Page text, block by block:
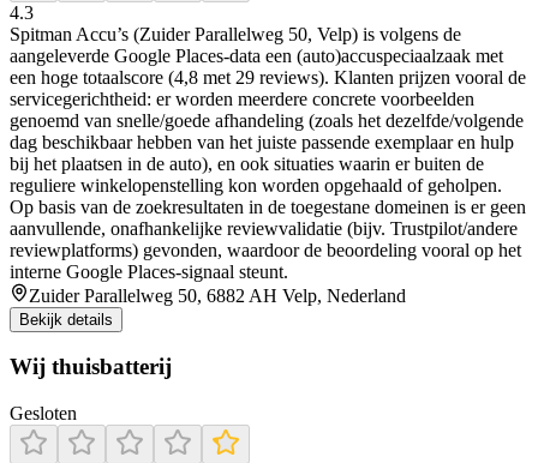
4.3
Spitman Accu’s (Zuider Parallelweg 50, Velp) is volgens de
aangeleverde Google Places-data een (auto)accuspeciaalzaak met
een hoge totaalscore (4,8 met 29 reviews). Klanten prijzen vooral de
servicegerichtheid: er worden meerdere concrete voorbeelden
genoemd van snelle/goede afhandeling (zoals het dezelfde/volgende
dag beschikbaar hebben van het juiste passende exemplaar en hulp
bij het plaatsen in de auto), en ook situaties waarin er buiten de
reguliere winkelopenstelling kon worden opgehaald of geholpen.
Op basis van de zoekresultaten in de toegestane domeinen is er geen
aanvullende, onafhankelijke reviewvalidatie (bijv. Trustpilot/andere
reviewplatforms) gevonden, waardoor de beoordeling vooral op het
interne Google Places-signaal steunt.
Zuider Parallelweg 50, 6882 AH Velp, Nederland
Bekijk details
Wij thuisbatterij
Gesloten